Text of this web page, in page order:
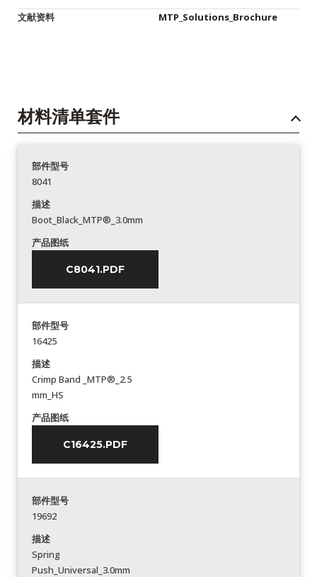
文献资料 MTP_Solutions_Brochure
材料清单套件
部件型号
8041
描述
Boot_Black_MTP®_3.0mm
产品图纸
C8041.PDF
部件型号
16425
描述
Crimp Band _MTP®_2.5
mm_HS
产品图纸
C16425.PDF
部件型号
19692
描述
Spring
Push_Universal_3.0mm